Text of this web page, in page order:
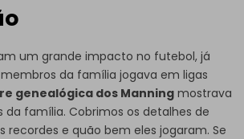
um grande impacto no futebol, já
da família jogava em ligas
genealógica dos Manning mostrava
da família. Cobrimos os detalhes de
recordes e quão bem eles jogaram. Se